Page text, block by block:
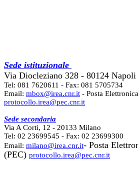
Sede istituzionale
Via Diocleziano 328 - 80124 Napoli
Tel: 081 7620611 - Fax: 081 5705734
Email: mbox@irea.cnr.it - Posta
protocollo.irea@pec.cnr.it
Sede secondaria
Via A Corti, 12 - 20133 Milano
Tel: 02 23699545 - Fax: 02 23699300
Email: milano@irea.cnr.it- Posta
(PEC) protocollo.irea@pec.cnr.it